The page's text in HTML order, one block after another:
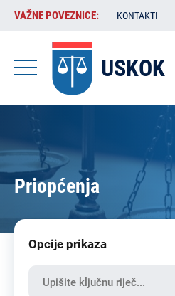
Skoči
sadržaj
VAŽNE
POVEZNICE:
VAŽNE POVEZNICE: KONTAKTI
USKOK
Priopćenja
Opcije prikaza